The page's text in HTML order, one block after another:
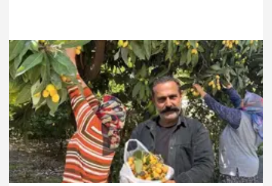
TL'ye kadar alıcı bulan meyvenin ise ihracata 3,5-4 dolar
arasında gönderildiği belirtildi.
29.04.2026 Gündem